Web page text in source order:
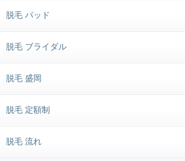
脱毛 パッド
脱毛 ブライダル
脱毛 盛岡
脱毛 定額制
脱毛 流れ